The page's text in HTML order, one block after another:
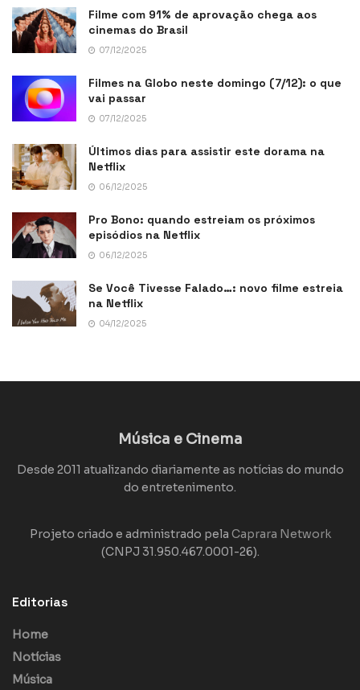
Filme com 91% de aprovação chega aos
cinemas do Brasil
07/12/2025
Filmes na Globo neste domingo (7/12): o que
vai passar
07/12/2025
Últimos dias para assistir este dorama na
Netflix
06/12/2025
Pro Bono: quando estreiam os próximos
episódios na Netflix
06/12/2025
Se Você Tivesse Falado…: novo filme estreia
na Netflix
04/12/2025
Música e Cinema
Desde 2011 atualizando diariamente as notícias do mundo
do entretenimento.
Projeto criado e administrado pela Caprara Network
(CNPJ 31.950.467.0001-26).
Editorias
Home
Notícias
Música